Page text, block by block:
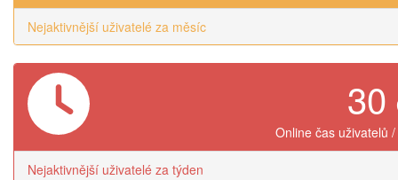
Nejaktivnější uživatelé za měsíc
30
Online čas uživatelů
Nejaktivnější uživatelé za týden